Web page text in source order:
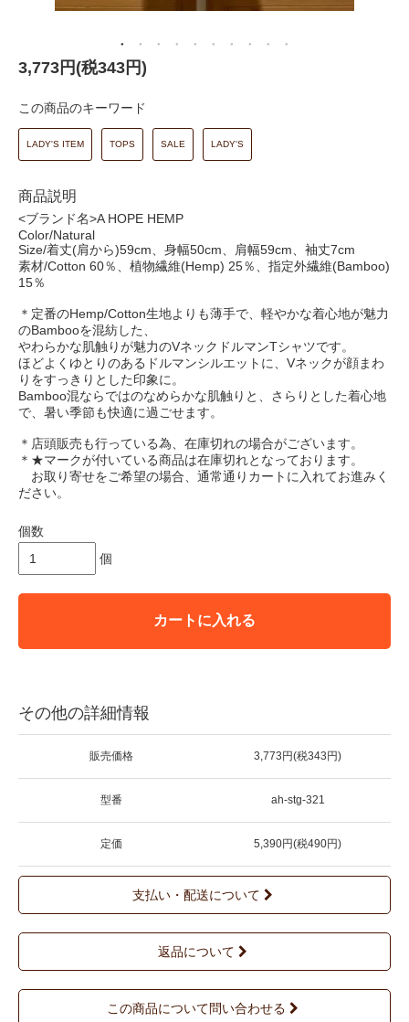
3,773円(税343円)
この商品のキーワード
LADY'S ITEM TOPS SALE LADY'S
商品説明
<ブランド名>A HOPE HEMP
Color/Natural
Size/着丈(肩から)59cm、身幅50cm、肩幅59cm、袖丈7cm
素材/Cotton 60％、植物繊維(Hemp) 25％、指定外繊維(Bamboo)
15％
＊定番のHemp/Cotton生地よりも薄手で、軽やかな着心地が魅力
のBambooを混紡した、
やわらかな肌触りが魅力のVネックドルマンTシャツです。
ほどよくゆとりのあるドルマンシルエットに、Vネックが顔まわ
りをすっきりとした印象に。
Bamboo混ならではのなめらかな肌触りと、さらりとした着心地
で、暑い季節も快適に過ごせます。
＊店頭販売も行っている為、在庫切れの場合がございます。
＊★マークが付いている商品は在庫切れとなっております。
お取り寄せをご希望の場合、通常通りカートに入れてお進みく
ださい。
個数
個
カートに入れる
その他の詳細情報
販売価格 3,773円(税343円)
型番 ah-stg-321
定価 5,390円(税490円)
支払い・配送について
返品について
この商品について問い合わせる